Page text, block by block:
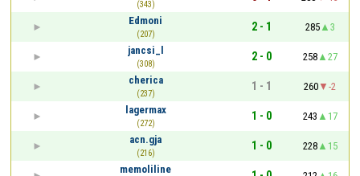
(343)
Edmoni
(207)
2 - 1 285
3
jancsi_l
(308)
2 - 0 258
27
cherica
(237)
1 - 1 260
-2
lagermax
(272)
1 - 0 243
17
acn.gja
(216)
1 - 0 228
15
memoliline